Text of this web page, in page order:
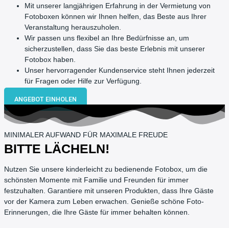
Mit unserer langjährigen Erfahrung in der Vermietung von
Fotoboxen können wir Ihnen helfen, das Beste aus Ihrer
Veranstaltung herauszuholen.
Wir passen uns flexibel an Ihre Bedürfnisse an, um
sicherzustellen, dass Sie das beste Erlebnis mit unserer
Fotobox haben.
Unser hervorragender Kundenservice steht Ihnen jederzeit
für Fragen oder Hilfe zur Verfügung.
ANGEBOT EINHOLEN
MINIMALER AUFWAND FÜR MAXIMALE FREUDE
BITTE LÄCHELN!
Nutzen Sie unsere kinderleicht zu bedienende Fotobox, um die
schönsten Momente mit Familie und Freunden für immer
festzuhalten. Garantiere mit unseren Produkten, dass Ihre Gäste
vor der Kamera zum Leben erwachen. Genieße schöne Foto-
Erinnerungen, die Ihre Gäste für immer behalten können.